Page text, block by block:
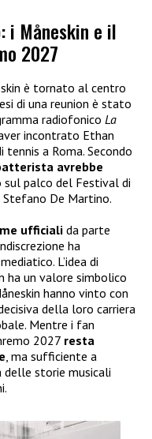
i Måneskin e il
2027
è tornato al centro
di una reunion è stato
radiofonico La
incontrato Ethan
a Roma. Secondo
avrebbe
sul palco del Festival di
Stefano De Martino.
ufficiali da parte
ha
L’idea di
ha un valore simbolico
hanno vinto con
della loro carriera
Mentre i fan
2027 resta
, ma sufficiente a
delle storie musicali